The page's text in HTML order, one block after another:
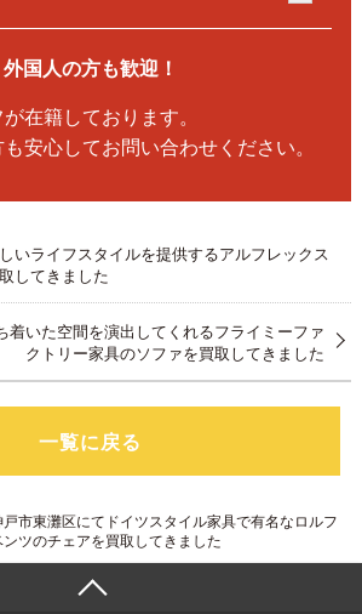
外国人の方も歓迎！
在籍しております。
安心してお問い合わせください。
いライフスタイルを提供するアルフレックス
してきました
着いた空間を演出してくれるフライミーファ
クトリー家具のソファを買取してきました
一覧に戻る
戸市東灘区にてドイツスタイル家具で有名なロルフ
ンツのチェアを買取してきました